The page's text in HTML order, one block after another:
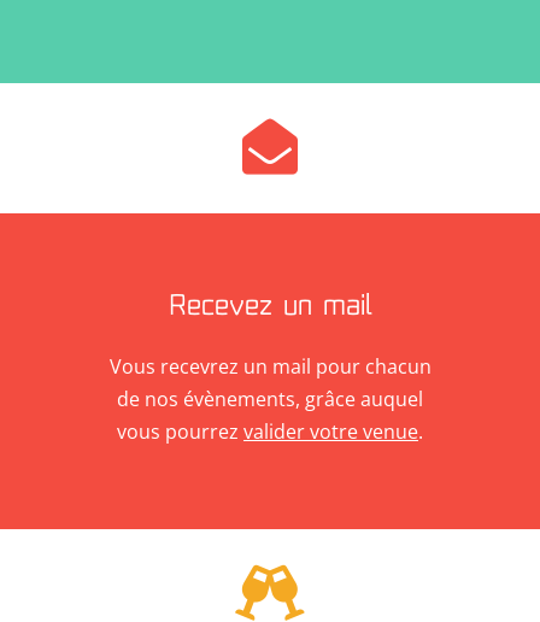

Recevez un mail
Vous recevrez un mail pour chacun
de nos évènements, grâce auquel
vous pourrez valider votre venue.
